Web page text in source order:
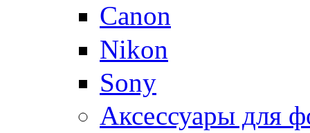
Canon
Nikon
Sony
Аксессуары для